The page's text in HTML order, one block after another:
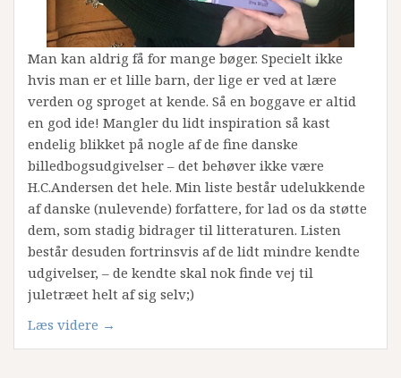
Man kan aldrig få for mange bøger. Specielt ikke
hvis man er et lille barn, der lige er ved at lære
verden og sproget at kende. Så en boggave er altid
en god ide! Mangler du lidt inspiration så kast
endelig blikket på nogle af de fine danske
billedbogsudgivelser – det behøver ikke være
H.C.Andersen det hele. Min liste består udelukkende
af danske (nulevende) forfattere, for lad os da støtte
dem, som stadig bidrager til litteraturen. Listen
består desuden fortrinsvis af de lidt mindre kendte
udgivelser, – de kendte skal nok finde vej til
juletræet helt af sig selv;)
Læs videre “Julegaveinspiration
til
→